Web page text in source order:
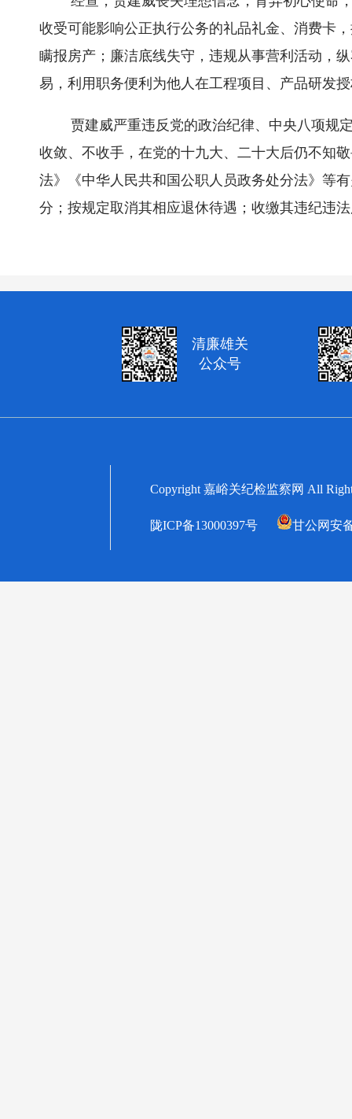
收受可能影响公正执行公务的礼品礼金、消费卡
瞒报房产；廉洁底线失守，违规从事营利活动，
易，利用职务便利为他人在工程项目、产品研发
贾建威严重违反党的政治纪律、中央八项规
收敛、不收手，在党的十九大、二十大后仍不知
法》《中华人民共和国公职人员政务处分法》等
分；按规定取消其相应退休待遇；收缴其违纪违
清廉雄关
公众号
Copyright 嘉峪关纪检监察网 All
陇ICP备13000397号 甘公网安